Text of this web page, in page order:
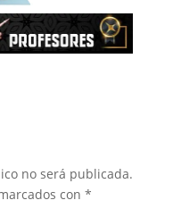
no será publicada.
con *